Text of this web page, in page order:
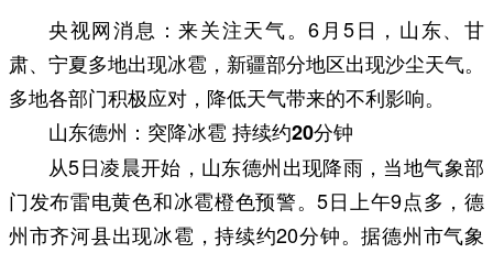
央视网消息：来关注天气。6月5日，山东、甘
肃、宁夏多地出现冰雹，新疆部分地区出现沙尘天气。
多地各部门积极应对，降低天气带来的不利影响。
山东德州：突降冰雹 持续约20分钟
从5日凌晨开始，山东德州出现降雨，当地气象部
门发布雷电黄色和冰雹橙色预警。5日上午9点多，德
州市齐河县出现冰雹，持续约20分钟。据德州市气象